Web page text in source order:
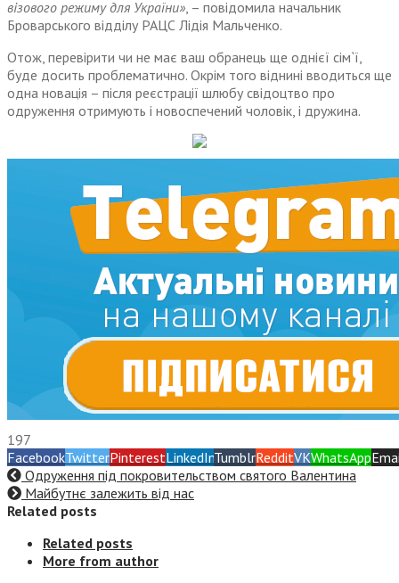
візового режиму для України», – повідомила начальник
Броварського відділу РАЦС Лідія Мальченко.
Отож, перевірити чи не має ваш обранець ще однієї сім`ї,
буде досить проблематично. Окрім того віднині вводиться ще
одна новація – після реєстрації шлюбу свідоцтво про
одруження отримують і новоспечений чоловік, і дружина.
197
FacebookTwitterPinterestLinkedInTumblrRedditVKWhatsApp
Одруження під покровительством святого Валентина
Майбутнє залежить від нас
Related posts
Related posts
More from author